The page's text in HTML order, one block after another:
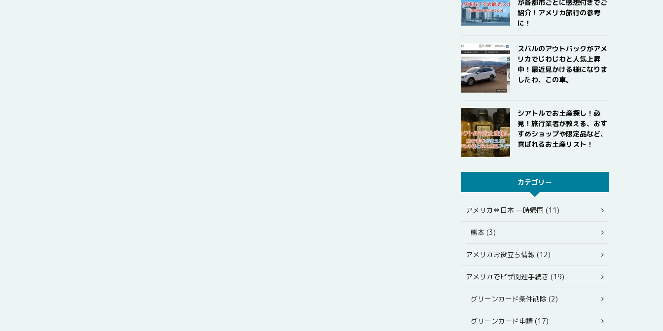
が各都市ごとに感想付きでご
紹介！アメリカ旅行の参考
に！
スバルのアウトバックがアメ
リカでじわじわと人気上昇
中！最近見かける様になりま
したわ、この車。
シアトルでお土産探し！必
見！旅行業者が教える、おす
すめショップや限定品など、
喜ばれるお土産リスト！
カテゴリー
アメリカ⇔日本 一時帰国 (11)
熊本 (3)
アメリカお役立ち情報 (12)
アメリカでビザ関連手続き (19)
グリーンカード条件削除 (2)
グリーンカード申請 (17)